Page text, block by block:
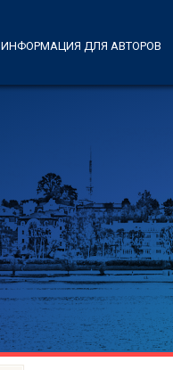
ИНФОРМАЦИЯ ДЛЯ АВТОРОВ